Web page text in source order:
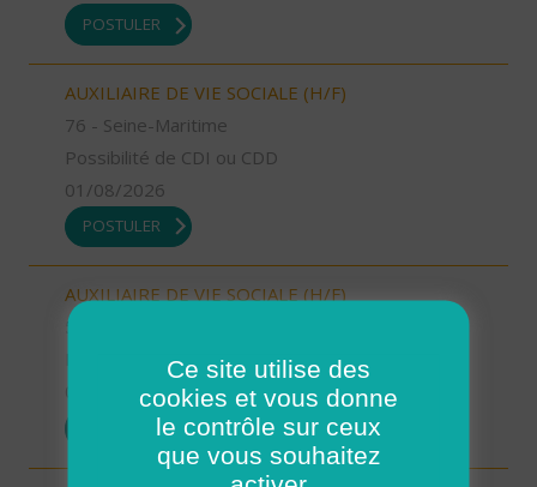
POSTULER
AUXILIAIRE DE VIE SOCIALE (H/F)
76 - Seine-Maritime
Possibilité de CDI ou CDD
01/08/2026
POSTULER
AUXILIAIRE DE VIE SOCIALE (H/F)
52 - Haute-Marne
Possibilité de CDI ou CDD
01/08/2026
Ce site utilise des
cookies et vous donne
le contrôle sur ceux
que vous souhaitez